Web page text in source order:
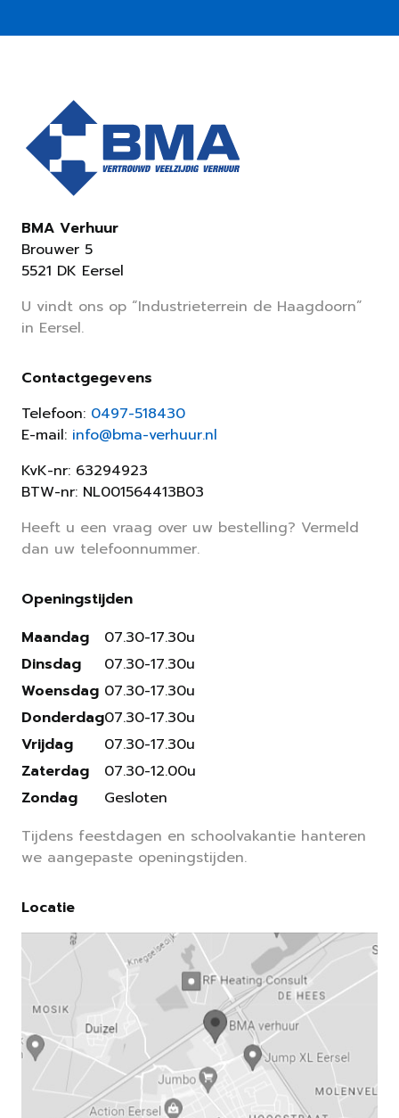
BMA Verhuur
Brouwer 5
5521 DK Eersel
U vindt ons op “Industrieterrein de Haagdoorn”
in Eersel.
Contactgegevens
Telefoon: 0497-518430
E-mail: info@bma-verhuur.nl
KvK-nr: 63294923
BTW-nr: NL001564413B03
Heeft u een vraag over uw bestelling? Vermeld
dan uw telefoonnummer.
Openingstijden
Maandag
Dinsdag
Woensdag
Donderdag
Vrijdag
Zaterdag
Zondag
07.30-17.30u
07.30-17.30u
07.30-17.30u
07.30-17.30u
07.30-17.30u
07.30-12.00u
Gesloten
Tijdens feestdagen en schoolvakantie hanteren
we aangepaste openingstijden.
Locatie